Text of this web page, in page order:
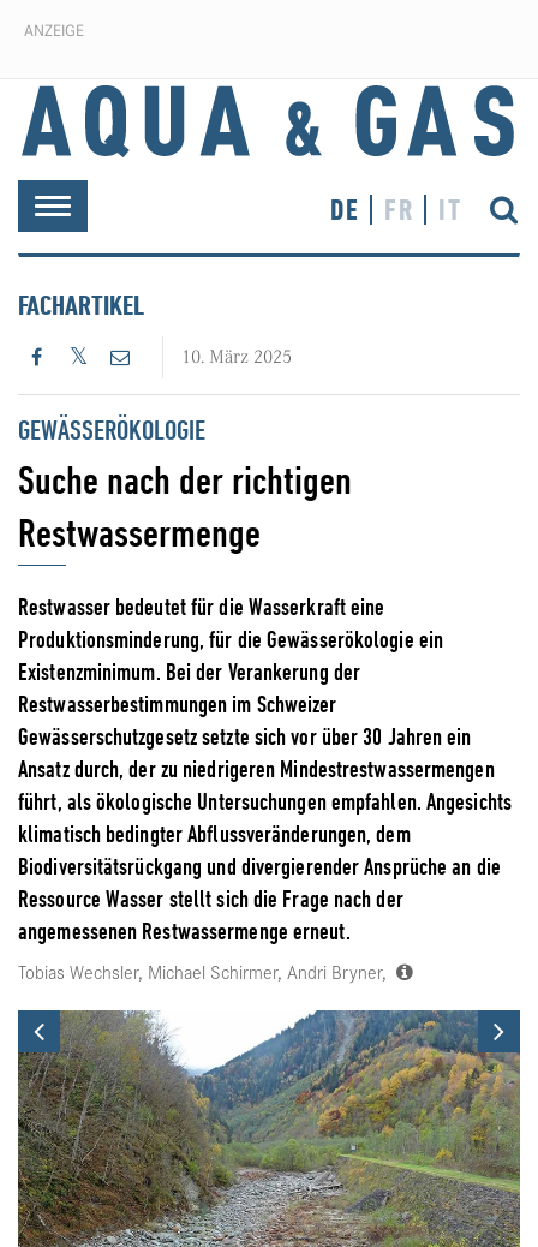
ANZEIGE
Toggle
navigation
DE FR IT
FACHARTIKEL
10. März 2025
GEWÄSSERÖKOLOGIE
Suche nach der richtigen
Restwassermenge
Restwasser bedeutet für die Wasserkraft eine
Produktionsminderung, für die Gewässerökologie ein
Existenzminimum. Bei der Verankerung der
Restwasserbestimmungen im Schweizer
Gewässerschutzgesetz setzte sich vor über 30 Jahren ein
Ansatz durch, der zu niedrigeren Mindestrestwassermengen
führt, als ökologische Untersuchungen empfahlen. Angesichts
klimatisch bedingter Abflussveränderungen, dem
Biodiversitätsrückgang und divergierender Ansprüche an die
Ressource Wasser stellt sich die Frage nach der
angemessenen Restwassermenge erneut.
Tobias Wechsler, Michael Schirmer, Andri Bryner,
Previous